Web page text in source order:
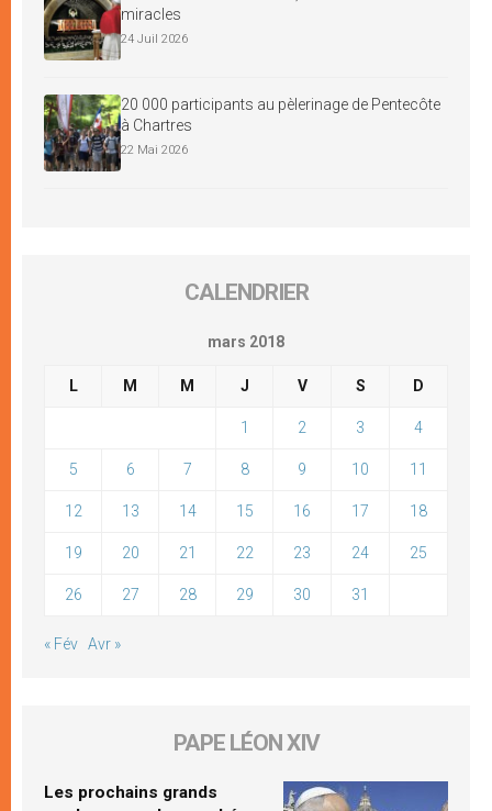
miracles
24 Juil 2026
20 000 participants au pèlerinage de Pentecôte
à Chartres
22 Mai 2026
CALENDRIER
mars 2018
L M M J V S D
1 2 3 4
5 6 7 8 9 10 11
12 13 14 15 16 17 18
19 20 21 22 23 24 25
26 27 28 29 30 31
« Fév Avr »
PAPE LÉON XIV
Les prochains grands